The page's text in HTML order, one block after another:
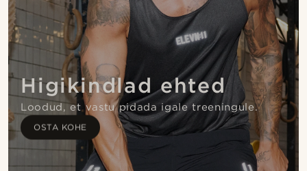
Higikindlad ehted
Loodud, et vastu pidada igale treeningule.
OSTA KOHE